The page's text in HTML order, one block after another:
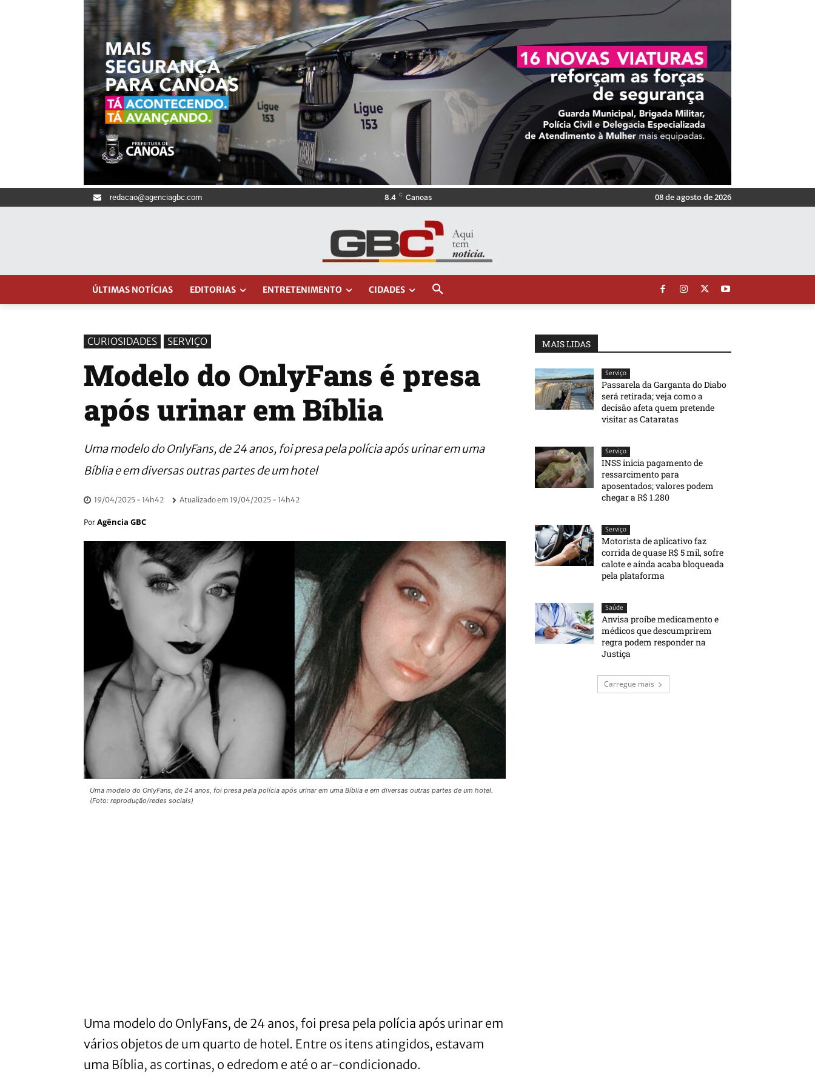
redacao@agenciagbc.com 8.4 C Canoas 08 de agosto de 2026
ÚLTIMAS NOTÍCIAS EDITORIAS ENTRETENIMENTO CIDADES
CURIOSIDADES SERVIÇO
Modelo do OnlyFans é presa
após urinar em Bíblia
Uma modelo do OnlyFans, de 24 anos, foi presa pela polícia após urinar em uma
Bíblia e em diversas outras partes de um hotel
19/04/2025 - 14h42 Atualizado em 19/04/2025 - 14h42
Por Agência GBC
Uma modelo do OnlyFans, de 24 anos, foi presa pela polícia após urinar em uma Bíblia e em diversas outras partes de um hotel.
(Foto: reprodução/redes sociais)
Uma modelo do OnlyFans, de 24 anos, foi presa pela polícia após urinar em
vários objetos de um quarto de hotel. Entre os itens atingidos, estavam
uma Bíblia, as cortinas, o edredom e até o ar-condicionado.
MAIS LIDAS
Serviço
Passarela da Garganta do Diabo
será retirada; veja como a
decisão afeta quem pretende
visitar as Cataratas
Serviço
INSS inicia pagamento de
ressarcimento para
aposentados; valores podem
chegar a R$ 1.280
Serviço
Motorista de aplicativo faz
corrida de quase R$ 5 mil, sofre
calote e ainda acaba bloqueada
pela plataforma
Saúde
Anvisa proíbe medicamento e
médicos que descumprirem
regra podem responder na
Justiça
Carregue mais